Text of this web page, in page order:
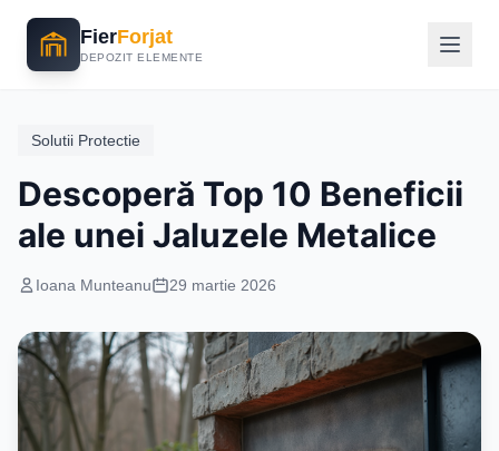
FierForjat
DEPOZIT ELEMENTE
Solutii Protectie
Descoperă Top 10 Beneficii
ale unei Jaluzele Metalice
Ioana Munteanu 29 martie 2026